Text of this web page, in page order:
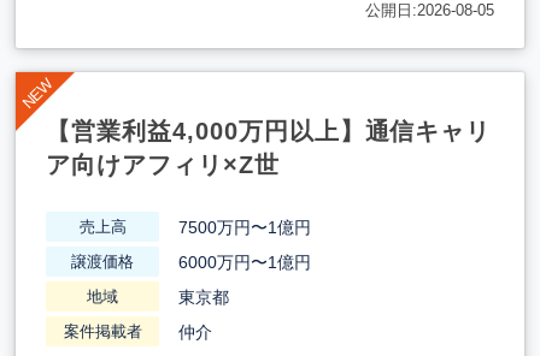
公開日:2026-08-05
【営業利益4,000万円以上】通信キャリ
ア向けアフィリ×Z世
売上高 7500万円〜1億円
譲渡価格 6000万円〜1億円
地域 東京都
案件掲載者 仲介